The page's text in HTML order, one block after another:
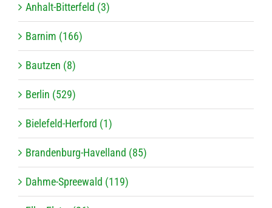
Anhalt-Bitterfeld (3)
Barnim (166)
Bautzen (8)
Berlin (529)
Bielefeld-Herford (1)
Brandenburg-Havelland (85)
Dahme-Spreewald (119)